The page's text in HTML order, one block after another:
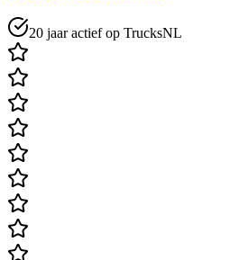
20 jaar actief op TrucksNL